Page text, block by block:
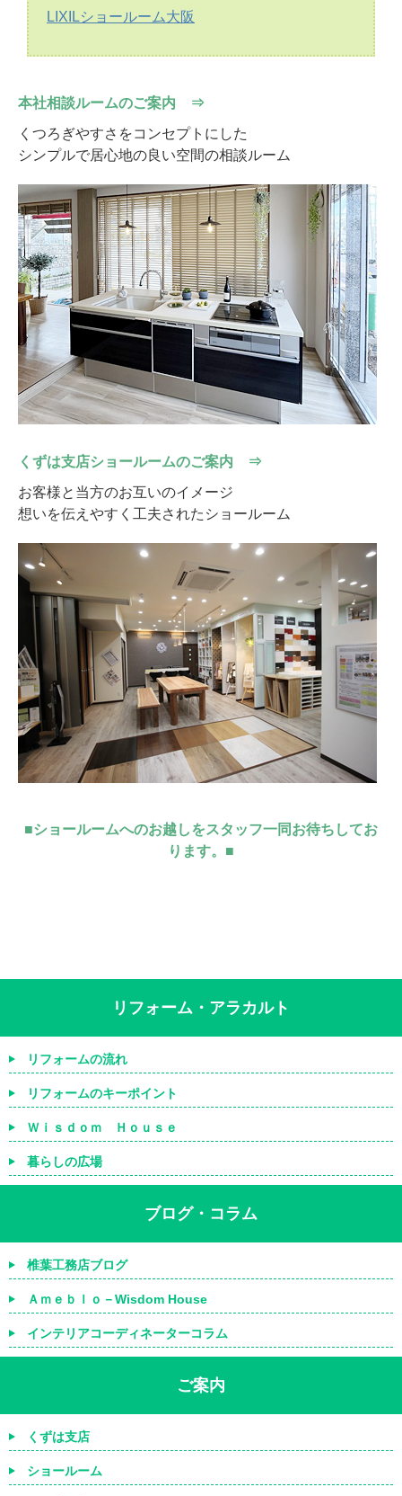
LIXILショールーム大阪
本社相談ルームのご案内 ⇒
くつろぎやすさをコンセプトにした
シンプルで居心地の良い空間の相談ルーム
くずは支店ショールームのご案内 ⇒
お客様と当方のお互いのイメージ
想いを伝えやすく工夫されたショールーム
■ショールームへのお越しをスタッフ一同お待ちしてお
ります。■
リフォーム・アラカルト
リフォームの流れ
リフォームのキーポイント
Ｗｉｓｄｏｍ Ｈｏｕｓｅ
暮らしの広場
ブログ・コラム
椎葉工務店ブログ
Ａｍｅｂｌｏ－Wisdom House
インテリアコーディネーターコラム
ご案内
くずは支店
ショールーム